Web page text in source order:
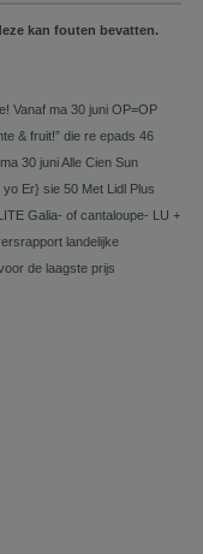
kan fouten bevatten.
Vanaf ma 30 juni OP=OP
& fruit!” die re epads 46
30 juni Alle Cien Sun
Er} sie 50 Met Lidl Plus
Galia- of cantaloupe- LU +
landelijke
de laagste prijs